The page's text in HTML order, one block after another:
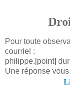
Pour toute
courriel :
philippe.[point]
Une réponse